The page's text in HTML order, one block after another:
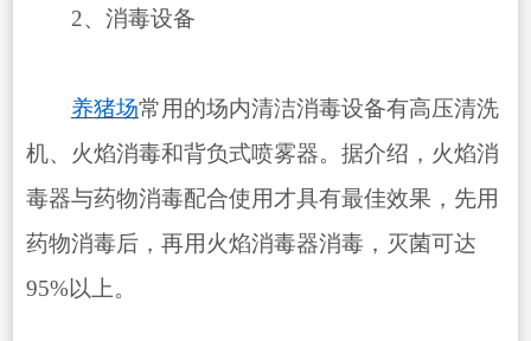
2、消毒设备
养猪场常用的场内清洁消毒设备有高压清洗
机、火焰消毒和背负式喷雾器。据介绍，火焰消
毒器与药物消毒配合使用才具有最佳效果，先用
药物消毒后，再用火焰消毒器消毒，灭菌可达
95%以上。